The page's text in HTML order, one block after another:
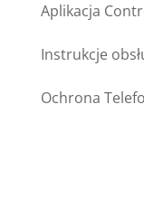
Aplikacja
Instrukcje
Ochrona